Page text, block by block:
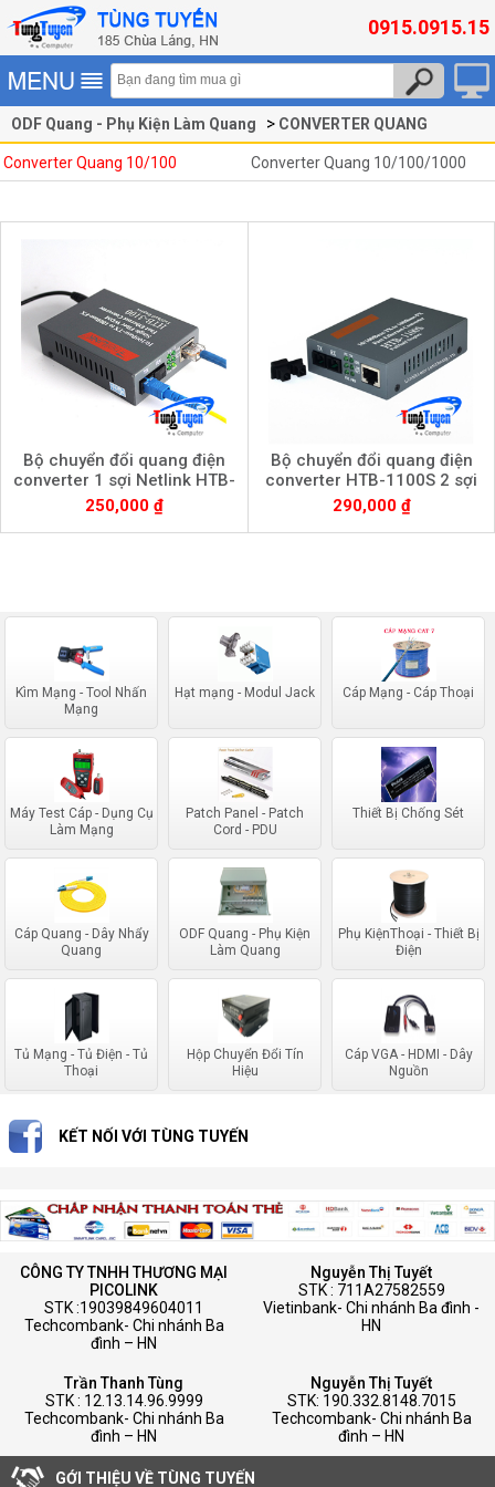
0915.0915.15
ODF Quang - Phụ Kiện Làm Quang CONVERTER QUANG
Converter Quang 10/100
Converter Quang 10/100 Converter Quang 10/100/1000
Bộ chuyển đổi quang điện
converter 1 sợi Netlink HTB-
3100 A/B
250,000 ₫
Bộ chuyển đổi quang điện
converter HTB-1100S 2 sợi
Netlink
290,000 ₫
Kìm Mạng - Tool Nhấn
Mạng
Hạt mạng - Modul Jack Cáp Mạng - Cáp Thoại
Máy Test Cáp - Dụng Cụ
Làm Mạng
Patch Panel - Patch
Cord - PDU
Thiết Bị Chống Sét
Cáp Quang - Dây Nhẩy
Quang
ODF Quang - Phụ Kiện
Làm Quang
Phụ KiệnThoại - Thiết Bị
Điện
Tủ Mạng - Tủ Điện - Tủ
Thoại
Hộp Chuyển Đổi Tín
Hiệu
Cáp VGA - HDMI - Dây
Nguồn
KẾT NỐI VỚI TÙNG TUYẾN
CÔNG TY TNHH THƯƠNG MẠI
PICOLINK
STK :19039849604011
Techcombank- Chi nhánh Ba
đình – HN
Nguyễn Thị Tuyết
STK : 711A27582559
Vietinbank- Chi nhánh Ba đình -
HN
Trần Thanh Tùng
STK : 12.13.14.96.9999
Techcombank- Chi nhánh Ba
đình – HN
Nguyễn Thị Tuyết
STK: 190.332.8148.7015
Techcombank- Chi nhánh Ba
đình – HN
GỚI THIỆU VỀ TÙNG TUYẾN